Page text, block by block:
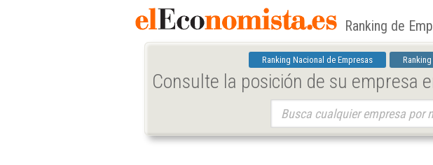
Ranking de
Ranking Nacional de Empresas
Consulte la posición de su empresa